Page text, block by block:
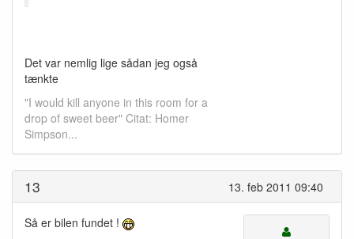
Det var nemlig lige sådan jeg også
tænkte
"I would kill anyone in this room for a
drop of sweet beer" Citat: Homer
Simpson...
13. feb 2011 09:40
13
Så er bilen fundet !